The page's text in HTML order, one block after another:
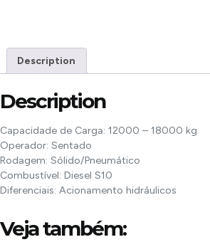
Description
Description
Capacidade de Carga: 12000 – 18000 kg
Operador: Sentado
Rodagem: Sólido/Pneumático
Combustível: Diesel S10
Diferenciais: Acionamento hidráulicos
Veja também: